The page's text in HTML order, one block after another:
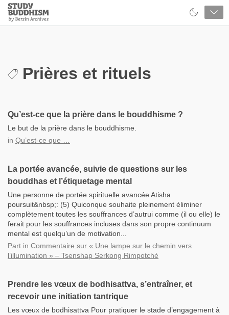
Close
Study
Buddhism
Prières et rituels
Qu’est-ce que la prière dans le bouddhisme ?
Le but de la prière dans le bouddhisme.
in Qu’est-ce que …
La portée avancée, suivie de questions sur les
bouddhas et l’étiquetage mental
Une personne de portée spirituelle avancée Atisha
poursuit&nbsp;: (5) Quiconque souhaite pleinement éliminer
complètement toutes les souffrances d’autrui comme (il ou elle) le
ferait pour les souffrances incluses dans son propre continuum
mental est quelqu’un de motivation...
Part in Commentaire sur « Une lampe sur le chemin vers
l’illumination » – Tsenshap Serkong Rimpotché
Prendre les vœux de bodhisattva, s’entraîner, et
recevoir une initiation tantrique
Les vœux de bodhisattva Pour pratiquer le stade d’engagement à